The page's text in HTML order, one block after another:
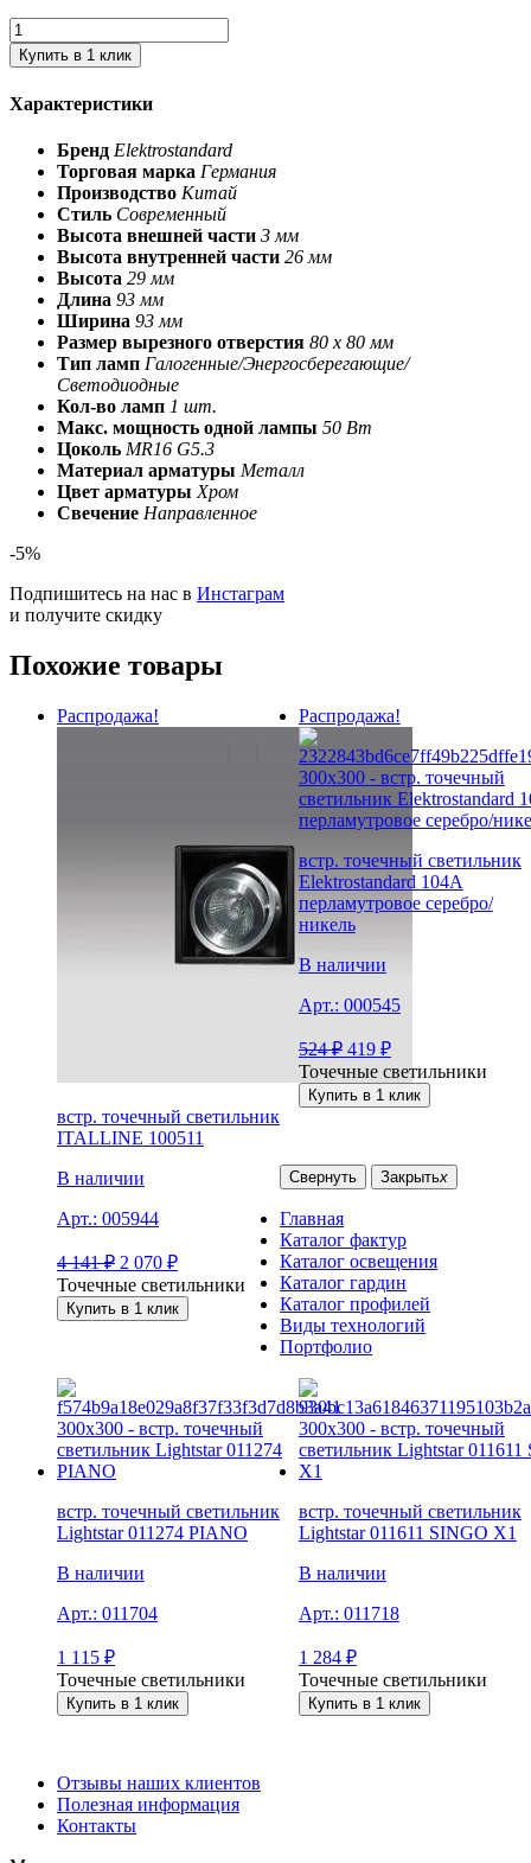
Купить в 1 клик
Характеристики
Бренд Elektrostandard
Торговая марка Германия
Производство Китай
Стиль Современный
Высота внешней части 3 мм
Высота внутренней части 26 мм
Высота 29 мм
Длина 93 мм
Ширина 93 мм
Размер вырезного отверстия 80 х 80 мм
Тип ламп Галогенные/Энергосберегающие/
Светодиодные
Кол-во ламп 1 шт.
Макс. мощность одной лампы 50 Вт
Цоколь MR16 G5.3
Материал арматуры Металл
Цвет арматуры Хром
Свечение Направленное
-5%
Подпишитесь на нас в Инстаграм
и получите скидку
Похожие товары
Распродажа!
встр. точечный светильник
ITALLINE 100511
В наличии
Арт.: 005944
4 141₽ 2 070 ₽
Точечные светильники
Купить в 1 клик
Распродажа!
встр. точечный светильник
Elektrostandard 104A
перламутровое серебро/
никель
В наличии
Арт.: 000545
524₽ 419 ₽
Точечные светильники
Купить в 1 клик
встр. точечный светильник
Lightstar 011274 PIANO
В наличии
Арт.: 011704
1 115 ₽
Точечные светильники
Купить в 1 клик
встр. точечный светильник
Lightstar 011611 SINGO X1
В наличии
Арт.: 011718
1 284 ₽
Точечные светильники
Купить в 1 клик
Свернуть Закрытьx
Главная
Каталог фактур
Каталог освещения
Каталог гардин
Каталог профилей
Виды технологий
Портфолио
Отзывы наших клиентов
Полезная информация
Контакты